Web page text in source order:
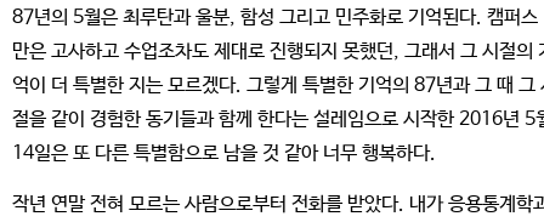
87년의 5월은 최루탄과 울분, 함성 그리고 민주화로 기억된다. 캠퍼스
만은 고사하고 수업조차도 제대로 진행되지 못했던, 그래서 그 시절의
억이 더 특별한 지는 모르겠다. 그렇게 특별한 기억의 87년과 그 때 그
절을 같이 경험한 동기들과 함께 한다는 설레임으로 시작한 2016년 5
14일은 또 다른 특별함으로 남을 것 같아 너무 행복하다.
작년 연말 전혀 모르는 사람으로부터 전화를 받았다. 내가 응용통계학